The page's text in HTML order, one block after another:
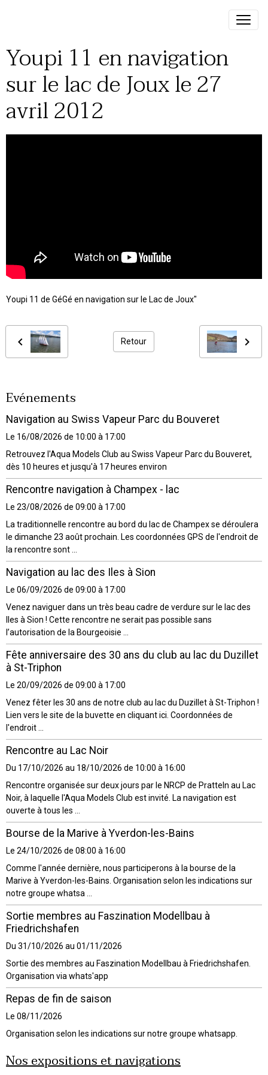
Youpi 11 en navigation
sur le lac de Joux le 27
avril 2012
Youpi 11 de GéGé en navigation sur le Lac de Joux"
Retour
Evénements
Navigation au Swiss Vapeur Parc du Bouveret
Le 16/08/2026 de 10:00 à 17:00
Retrouvez l'Aqua Models Club au Swiss Vapeur Parc du Bouveret,
dès 10 heures et jusqu'à 17 heures environ
Rencontre navigation à Champex - lac
Le 23/08/2026 de 09:00 à 17:00
La traditionnelle rencontre au bord du lac de Champex se déroulera
le dimanche 23 août prochain. Les coordonnées GPS de l'endroit de
la rencontre sont ...
Navigation au lac des Iles à Sion
Le 06/09/2026 de 09:00 à 17:00
Venez naviguer dans un très beau cadre de verdure sur le lac des
Iles à Sion ! Cette rencontre ne serait pas possible sans
l’autorisation de la Bourgeoisie ...
Fête anniversaire des 30 ans du club au lac du Duzillet
à St-Triphon
Le 20/09/2026 de 09:00 à 17:00
Venez fêter les 30 ans de notre club au lac du Duzillet à St-Triphon !
Lien vers le site de la buvette en cliquant ici. Coordonnées de
l'endroit ...
Rencontre au Lac Noir
Du 17/10/2026 au 18/10/2026 de 10:00 à 16:00
Rencontre organisée sur deux jours par le NRCP de Pratteln au Lac
Noir, à laquelle l'Aqua Models Club est invité. La navigation est
ouverte à tous les ...
Bourse de la Marive à Yverdon-les-Bains
Le 24/10/2026 de 08:00 à 16:00
Comme l'année dernière, nous participerons à la bourse de la
Marive à Yverdon-les-Bains. Organisation selon les indications sur
notre groupe whatsa ...
Sortie membres au Faszination Modellbau à
Friedrichshafen
Du 31/10/2026 au 01/11/2026
Sortie des membres au Faszination Modellbau à Friedrichshafen.
Organisation via whats'app
Repas de fin de saison
Le 08/11/2026
Organisation selon les indications sur notre groupe whatsapp.
Nos expositions et navigations